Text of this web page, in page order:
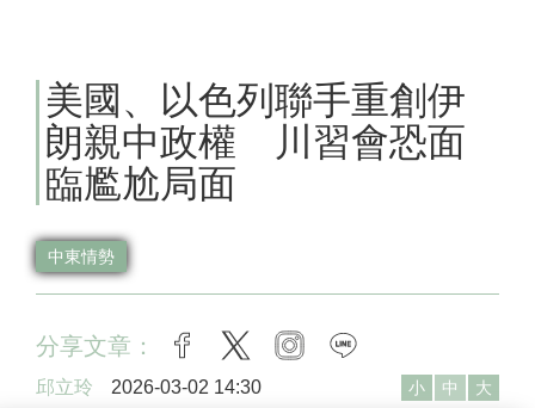
美國、以色列聯手重創伊
朗親中政權 川習會恐面
臨尷尬局面
中東情勢
分享文章： facebook
twitter instagram
邱立玲 2026-03-02 14:30 小 中 大